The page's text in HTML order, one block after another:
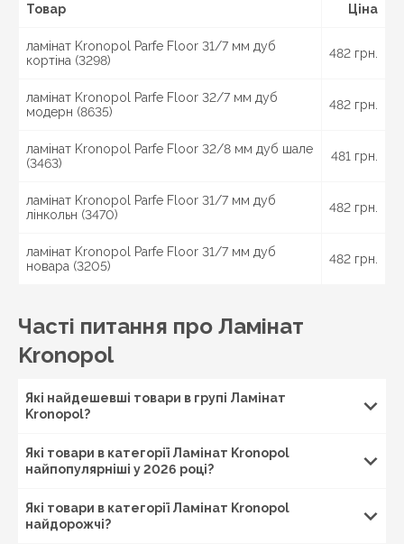
Про дизайні підлогових покриттів Kronopol можна
колекції, які радують око стильним і неповторним
зовнішнім виглядом. При цьому всі вони
ретельно опрацьовується на спеціальному обладнанні
і максимально точно повторює текстуру
натурального дерева. Для оформлення ламінованих
панелей використовуються як класичні текстури
дерева. Забарвлення при цьому можуть бути
найрізноманітнішими – від вибілених і світло-бежевих
Не тільки зовнішнім виглядом славляться ламінована
підлога Kronopol. Простота експлуатації – один з
Clic дозволяє укласти ламінат своїми руками, не
володіючи великим досвідом і спеціальними
знаннями. По-друге, за ламінатом Кронопол зовсім
пошкоджень. Досить протерти підлоги вологою
губкою або м'якою ганчіркою, щоб очистити
Товар Ціна
ламінат Kronopol Parfe Floor 31/7 мм дуб
кортіна (3298)
482 грн.
ламінат Kronopol Parfe Floor 32/7 мм дуб
модерн (8635)
482 грн.
ламінат Kronopol Parfe Floor 32/8 мм дуб шале
(3463)
481 грн.
ламінат Kronopol Parfe Floor 31/7 мм дуб
лінкольн (3470)
482 грн.
ламінат Kronopol Parfe Floor 31/7 мм дуб
новара (3205)
482 грн.
Часті питання про Ламінат
Kronopol
Які найдешевші товари в групі Ламінат
Kronopol?
Які товари в категорії Ламінат Kronopol
найпопулярніші у 2026 році?
Які товари в категорії Ламінат Kronopol
найдорожчі?